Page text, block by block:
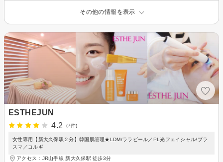
その他の情報を表示
ESTHEJUN
4.2
(7件)
女性専用【新大久保駅２分】韓国肌管理★LDM/ララピール／PL光フェイシャル/プラ
スマ／コルギ
アクセス：JR山手線 新大久保駅 徒歩3分